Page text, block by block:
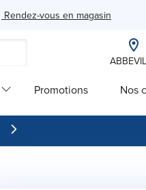
Rendez-vous en magasin
Promotions Nos